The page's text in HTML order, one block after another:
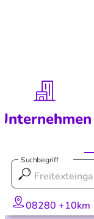
Suchbegriff
08280 +10km